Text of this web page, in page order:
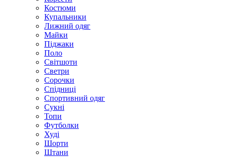
Костюми
Купальники
Лижний одяг
Майки
Піджаки
Поло
Світшоти
Светри
Сорочки
Спідниці
Спортивний одяг
Сукні
Топи
Футболки
Худі
Шорти
Штани